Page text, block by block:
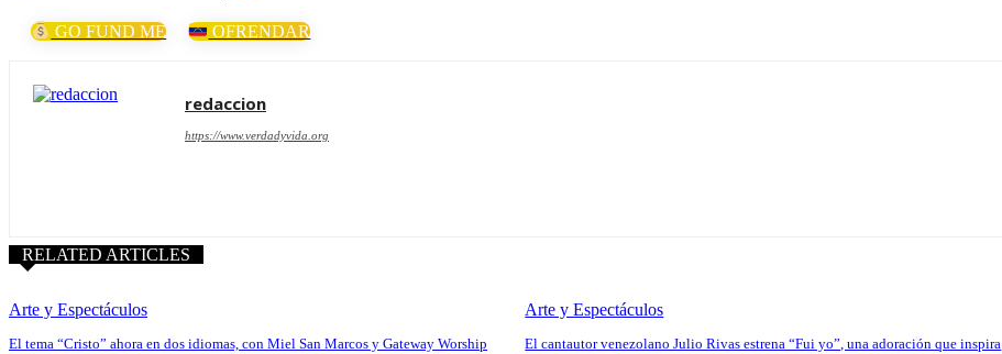
GO FUND ME OFRENDAR
redaccion
https://www.verdadyvida.org
RELATED ARTICLES
Arte y Espectáculos
El tema “Cristo” ahora en dos idiomas, con Miel San Marcos y Gateway Worship
Arte y Espectáculos
El cantautor venezolano Julio Rivas estrena “Fui yo”, una adoración que inspira